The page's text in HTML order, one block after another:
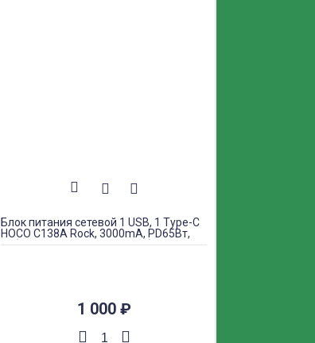
Блок питания сетевой 1 USB, 1 Type-C
HOCO C138A Rock, 3000mA, PD65Вт,
кабель Type-C - 8 pin, цвет: белый
1 000 ₽